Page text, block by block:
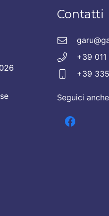
Contatti
+39
+39
Seguici